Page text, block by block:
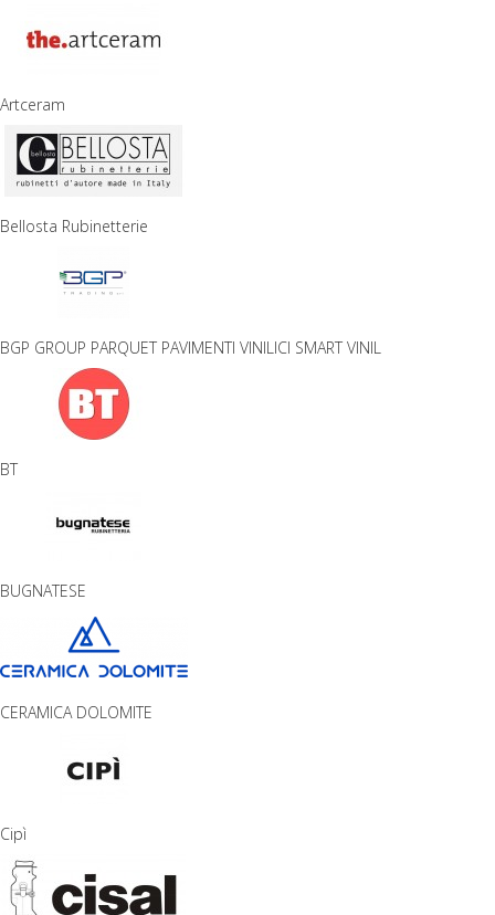
Artceram
Bellosta Rubinetterie
BGP GROUP PARQUET PAVIMENTI VINILICI SMART VINIL
BT
BUGNATESE
CERAMICA DOLOMITE
Cipì